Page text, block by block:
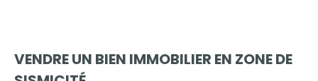
VENDRE UN BIEN IMMOBILIER EN ZONE DE